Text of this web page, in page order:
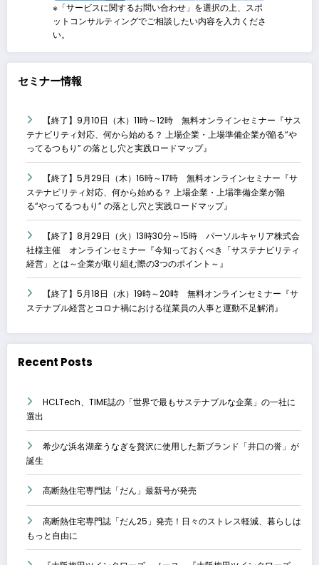
※「サービスに関するお問い合わせ」を選択の上、スポ
ットコンサルティングでご相談したい内容を入力くださ
い。
セミナー情報
【終了】9月10日（木）11時～12時 無料オンラインセミナー『サス
テナビリティ対応、何から始める？ 上場企業・上場準備企業が陥る“や
ってるつもり” の落とし穴と実践ロードマップ』
【終了】5月29日（木）16時～17時 無料オンラインセミナー『サ
ステナビリティ対応、何から始める？ 上場企業・上場準備企業が陥
る“やってるつもり” の落とし穴と実践ロードマップ』
【終了】8月29日（火）13時30分～15時 パーソルキャリア株式会
社様主催 オンラインセミナー『今知っておくべき「サステナビリティ
経営」とは～企業が取り組む際の3つのポイント～』
【終了】5月18日（水）19時～20時 無料オンラインセミナー『サ
ステナブル経営とコロナ禍における従業員の人事と運動不足解消』
Recent Posts
HCLTech、TIME誌の「世界で最もサステナブルな企業」の一社に
選出
希少な浜名湖産うなぎを贅沢に使用した新ブランド「井口の誉」が
誕生
高断熱住宅専門誌「だん」最新号が発売
高断熱住宅専門誌「だん25」発売！日々のストレス軽減、暮らしは
もっと自由に